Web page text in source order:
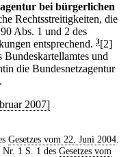
bei bürgerlichen
Rechtsstreitigkeiten, die
Abs. 1 und 2 des
entsprechend. 3[2]
Bundeskartellamtes und
die Bundesnetzagentur
2007]
Gesetzes vom 22. Juni 2004.
1 S. 1 des Gesetzes vom